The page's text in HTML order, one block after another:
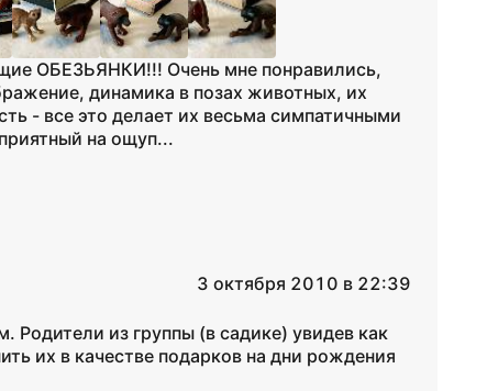
ОБЕЗЬЯНКИ!!! Очень мне понравились,
динамика в позах животных, их
- все это делает их весьма симпатичными
на ощуп...
3 октября 2010 в 22:39
Родители из группы (в садике) увидев как
их в качестве подарков на дни рождения